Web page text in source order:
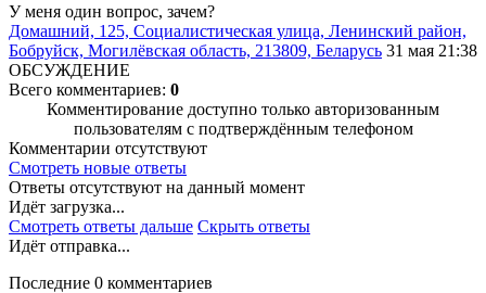
У меня один вопрос, зачем?
Домашний, 125, Социалистическая улица, Ленинский район,
Бобруйск, Могилёвская область, 213809, Беларусь 31 мая 21:38
ОБСУЖДЕНИЕ
Всего комментариев: 0
Комментирование доступно только авторизованным
пользователям с подтверждённым телефоном
Комментарии отсутствуют
Смотреть новые ответы
Ответы отсутствуют на данный момент
Идёт загрузка...
Смотреть ответы дальше Скрыть ответы
Идёт отправка...
Последние 0 комментариев